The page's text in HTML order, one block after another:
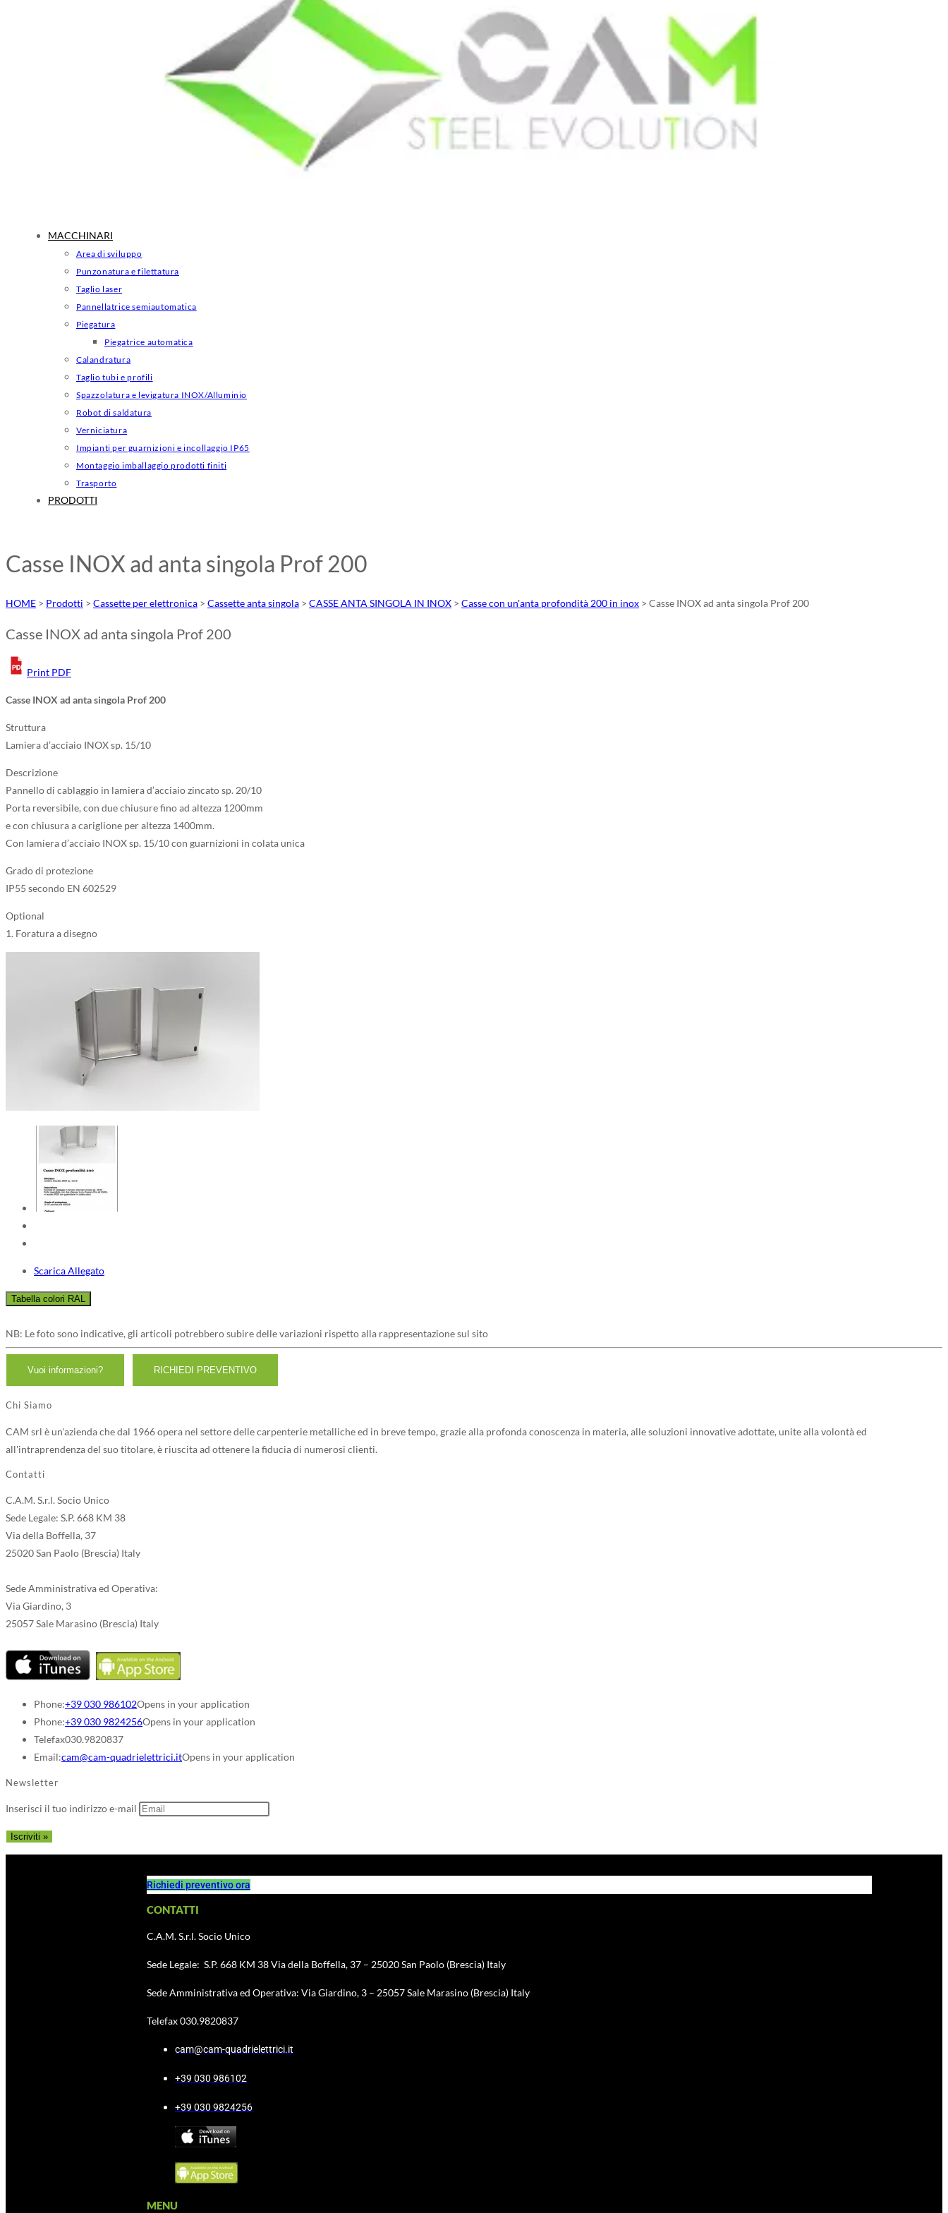
MACCHINARI
Area di sviluppo
Punzonatura e filettatura
Taglio laser
Pannellatrice semiautomatica
Piegatura
Piegatrice automatica
Calandratura
Taglio tubi e profili
Spazzolatura e levigatura INOX/Alluminio
Robot di saldatura
Verniciatura
Impianti per guarnizioni e incollaggio IP65
Montaggio imballaggio prodotti finiti
Trasporto
PRODOTTI
Casse INOX ad anta singola Prof 200
HOME > Prodotti > Cassette per elettronica > Cassette anta singola > CASSE ANTA SINGOLA IN INOX > Casse con un'anta profondità 200 in inox > Casse INOX ad anta singola Prof 200
Casse INOX ad anta singola Prof 200
Print PDF
Casse INOX ad anta singola Prof 200
Struttura
Lamiera d’acciaio INOX sp. 15/10
Descrizione
Pannello di cablaggio in lamiera d’acciaio zincato sp. 20/10
Porta reversibile, con due chiusure fino ad altezza 1200mm
e con chiusura a cariglione per altezza 1400mm.
Con lamiera d’acciaio INOX sp. 15/10 con guarnizioni in colata unica
Grado di protezione
IP55 secondo EN 602529
Optional
1. Foratura a disegno
Scarica Allegato
NB: Le foto sono indicative, gli articoli potrebbero subire delle variazioni rispetto alla rappresentazione sul sito
Chi Siamo
CAM srl è un'azienda che dal 1966 opera nel settore delle carpenterie metalliche ed in breve tempo, grazie alla profonda conoscenza in materia, alle soluzioni innovative adottate, unite alla volontà ed
all'intraprendenza del suo titolare, è riuscita ad ottenere la fiducia di numerosi clienti.
Contatti
C.A.M. S.r.l. Socio Unico
Sede Legale: S.P. 668 KM 38
Via della Boffella, 37
25020 San Paolo (Brescia) Italy
Sede Amministrativa ed Operativa:
Via Giardino, 3
25057 Sale Marasino (Brescia) Italy
Phone:+39 030 986102Opens in your application
Phone:+39 030 9824256Opens in your application
Telefax030.9820837
Email:cam@cam-quadrielettrici.itOpens in your application
Newsletter
Inserisci il tuo indirizzo e-mail
Richiedi preventivo ora
CONTATTI
C.A.M. S.r.l. Socio Unico
Sede Legale: S.P. 668 KM 38 Via della Boffella, 37 – 25020 San Paolo (Brescia) Italy
Sede Amministrativa ed Operativa: Via Giardino, 3 – 25057 Sale Marasino (Brescia) Italy
Telefax 030.9820837
cam@cam-quadrielettrici.it
+39 030 986102
+39 030 9824256
MENU